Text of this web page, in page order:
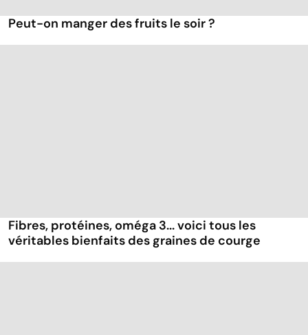
Peut-on manger des fruits le soir ?
Fibres, protéines, oméga 3... voici tous les
véritables bienfaits des graines de courge